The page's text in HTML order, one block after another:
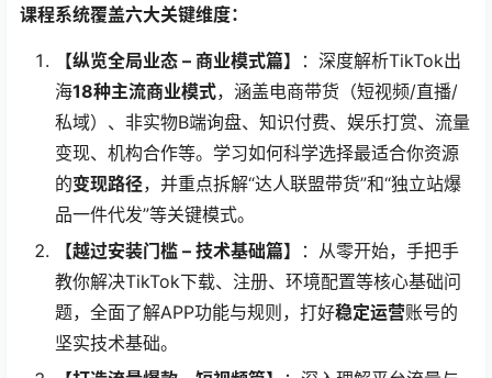
课程系统覆盖六大关键维度：​
​【纵览全局业态 – 商业模式篇】​
​：深度解析TikTok出
海18种主流商业模式，涵盖电商带货（短视频/直播/
私域）、非实物B端询盘、知识付费、娱乐打赏、流量
变现、机构合作等。学习如何科学选择最适合你资源
的变现路径，并重点拆解“达人联盟带货”和“独立站爆
品一件代发”等关键模式。
​【越过安装门槛 – 技术基础篇】​
​：从零开始，手把手
教你解决TikTok下载、注册、环境配置等核心基础问
题，全面了解APP功能与规则，打好稳定运营账号的
坚实技术基础。